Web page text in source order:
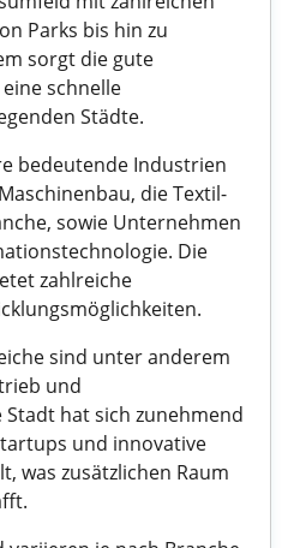
Parks bis hin zu
sorgt die gute
schnelle
Städte.
bedeutende Industrien
die Textil-
sowie Unternehmen
Die
zahlreiche
sind unter anderem
und
hat sich zunehmend
und innovative
was zusätzlichen Raum